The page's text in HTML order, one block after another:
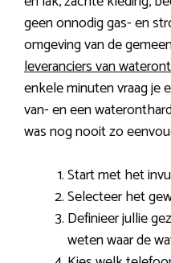
geen onnodig gas- en
omgeving van de
leveranciers van
enkele minuten vraag je
van- en een
was nog nooit zo
Start met het
Selecteer het
Definieer jullie
weten waar de